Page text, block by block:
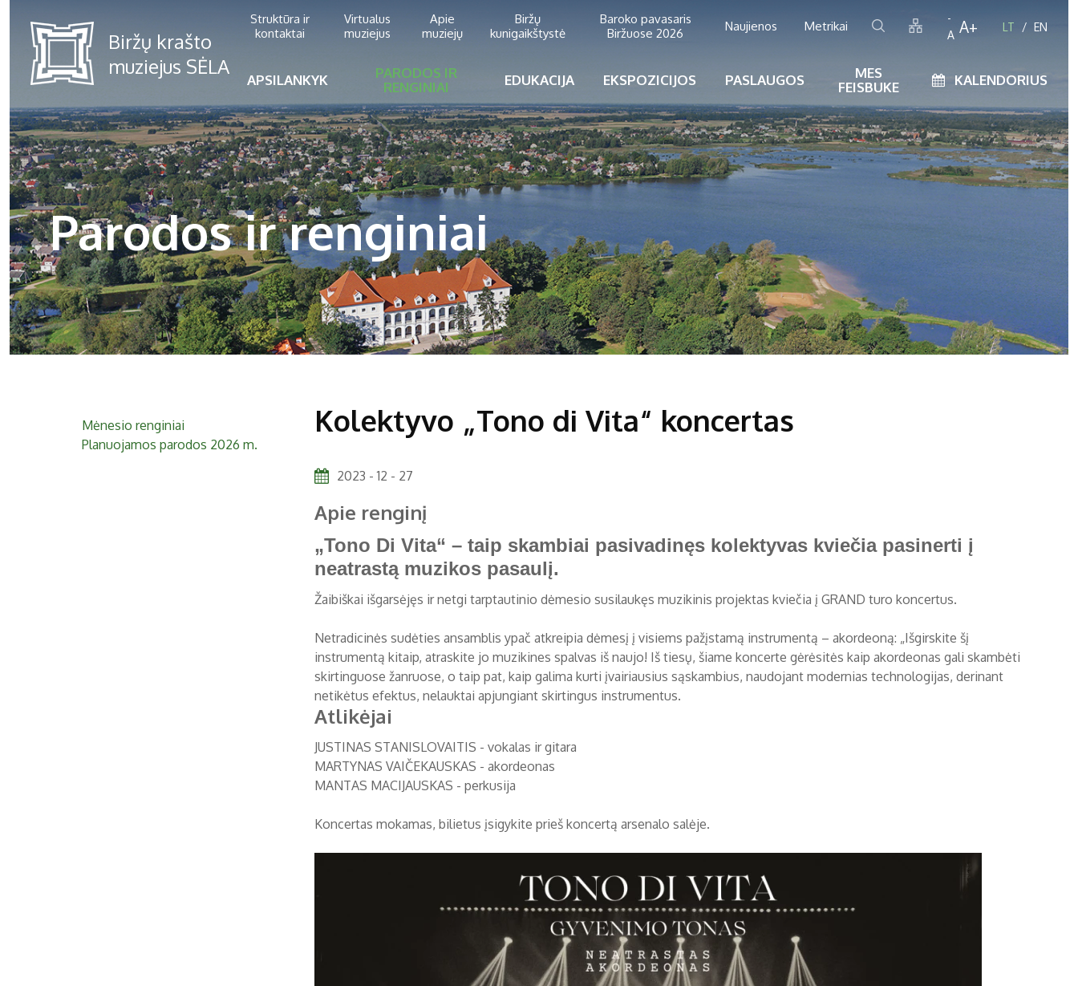
Struktūra ir
kontaktai
Virtualus
muziejus
Apie
muziejų
Biržų
kunigaikštystė
Baroko pavasaris
Biržuose 2026
Naujienos Metrikai
-
A A+ LT EN
APSILANKYK
PARODOS IR
RENGINIAI
EDUKACIJA EKSPOZICIJOS PASLAUGOS
MES
FEISBUKE
KALENDORIUS
Parodos ir renginiai
Mėnesio renginiai
Planuojamos parodos 2026 m.
Kolektyvo „Tono di Vita“ koncertas
2023 - 12 - 27
Apie renginį
„Tono Di Vita“ – taip skambiai pasivadinęs kolektyvas kviečia pasinerti į
neatrastą muzikos pasaulį.
Žaibiškai išgarsėjęs ir netgi tarptautinio dėmesio susilaukęs muzikinis projektas kviečia į GRAND turo koncertus.
Netradicinės sudėties ansamblis ypač atkreipia dėmesį į visiems pažįstamą instrumentą – akordeoną: „Išgirskite šį
instrumentą kitaip, atraskite jo muzikines spalvas iš naujo! Iš tiesų, šiame koncerte gėrėsitės kaip akordeonas gali skambėti
skirtinguose žanruose, o taip pat, kaip galima kurti įvairiausius sąskambius, naudojant modernias technologijas, derinant
netikėtus efektus, nelauktai apjungiant skirtingus instrumentus.
Atlikėjai
JUSTINAS STANISLOVAITIS - vokalas ir gitara
MARTYNAS VAIČEKAUSKAS - akordeonas
MANTAS MACIJAUSKAS - perkusija
Koncertas mokamas, bilietus įsigykite prieš koncertą arsenalo salėje.